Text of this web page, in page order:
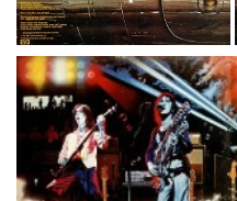
NÁSTROJE - MCCARTNEY
NÁSTROJE - HARRISON
NÁSTROJE - HARRISON II